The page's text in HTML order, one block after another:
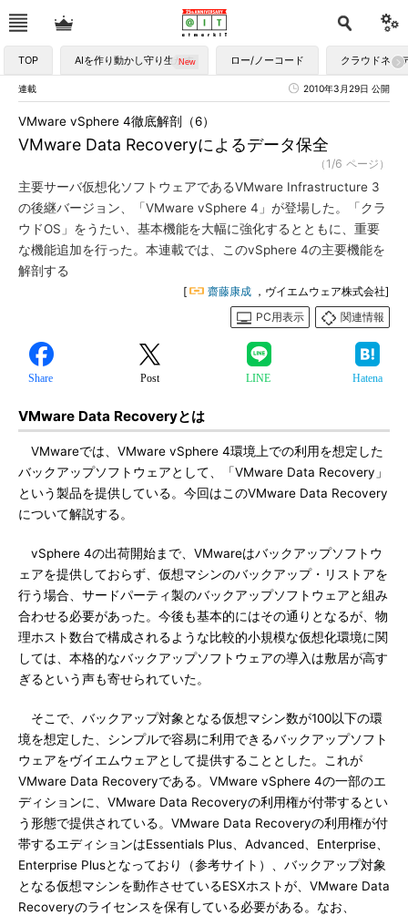
TOP AIを作り動かし守り生かす ロー/ノーコード クラウドネイ
連載 2010年3月29日 公開
VMware Data Recoveryによるデータ保全
VMware vSphere 4徹底解剖（6）
（1/6 ページ）
主要サーバ仮想化ソフトウェアであるVMware Infrastructure 3
の後継バージョン、「VMware vSphere 4」が登場した。「クラ
ウドOS」をうたい、基本機能を大幅に強化するとともに、重要
な機能追加を行った。本連載では、このvSphere 4の主要機能を
解剖する
[ 齋藤康成 ，ヴイエムウェア株式会社]
PC用表示
関連情報
Share Post LINE Hatena
VMware Data Recoveryとは
VMwareでは、VMware vSphere 4環境上での利用を想定した
バックアップソフトウェアとして、「VMware Data Recovery」
という製品を提供している。今回はこのVMware Data Recovery
について解説する。
vSphere 4の出荷開始まで、VMwareはバックアップソフトウ
ェアを提供しておらず、仮想マシンのバックアップ・リストアを
行う場合、サードパーティ製のバックアップソフトウェアと組み
合わせる必要があった。今後も基本的にはその通りとなるが、物
理ホスト数台で構成されるような比較的小規模な仮想化環境に関
しては、本格的なバックアップソフトウェアの導入は敷居が高す
ぎるという声も寄せられていた。
そこで、バックアップ対象となる仮想マシン数が100以下の環
境を想定した、シンプルで容易に利用できるバックアップソフト
ウェアをヴイエムウェアとして提供することとした。これが
VMware Data Recoveryである。VMware vSphere 4の一部のエ
ディションに、VMware Data Recoveryの利用権が付帯するとい
う形態で提供されている。VMware Data Recoveryの利用権が付
帯するエディションはEssentials Plus、Advanced、Enterprise、
Enterprise Plusとなっており（参考サイト）、バックアップ対象
となる仮想マシンを動作させているESXホストが、VMware Data
Recoveryのライセンスを保有している必要がある。なお、